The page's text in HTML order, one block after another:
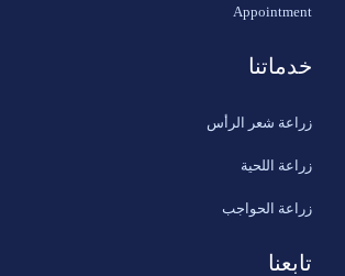
Appointment
خدماتنا
زراعة شعر الرأس
زراعة اللحية
زراعة الحواجب
تابعنا